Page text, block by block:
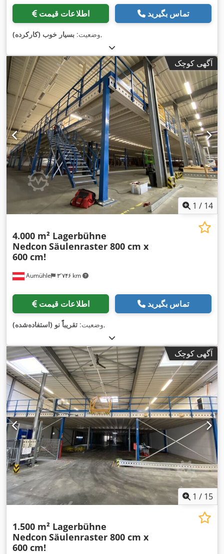
اطلاعات قیمت تماس بگیرید
وضعیت: بسیار خوب (کارکرده) ,
آگهی کوچک
1 / 14
Aumühle ۳٬۷۴۶ km
4.000 m² Lagerbühne
Nedcon Säulenraster 800 cm x
600 cm!
اطلاعات قیمت تماس بگیرید
وضعیت: تقریباً نو (استفاده‌شده) ,
آگهی کوچک
1 / 15
1.500 m² Lagerbühne
Nedcon Säulenraster 800 cm x
600 cm!